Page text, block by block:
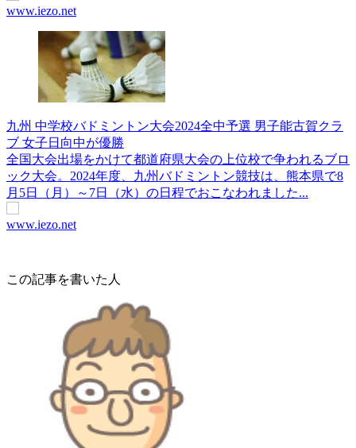
www.iezo.net
九州 中学校バドミントン大会2024全中予選 男子能古賀クラ
ブ 女子日向中が優勝
全国大会出場をかけて都道府県大会の上位校で争われるブロ
ック大会。2024年度、九州バドミントン競技は、熊本県で8
月5日（月）～7日（水）の日程でおこなわれました...
www.iezo.net
この記事を書いた人